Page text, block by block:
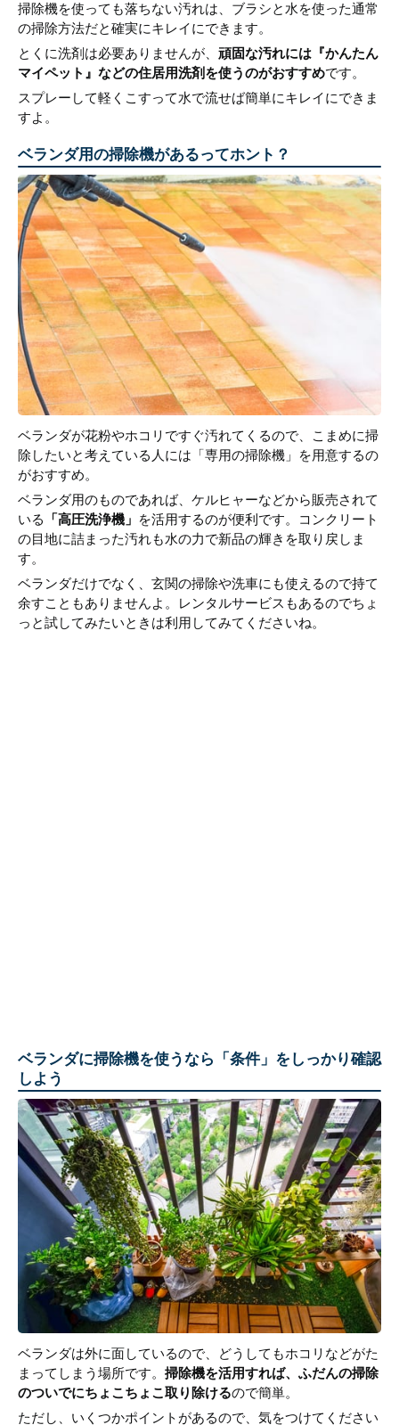
掃除機を使っても落ちない汚れは、ブラシと水を使った通常
の掃除方法だと確実にキレイにできます。
とくに洗剤は必要ありませんが、 頑固な汚れには『かんたん
マイペット』などの住居用洗剤を使うのがおすすめです。
スプレーして軽くこすって水で流せば簡単にキレイにできま
すよ。
ベランダ用の掃除機があるってホント？
ベランダが花粉やホコリですぐ汚れてくるので、こまめに掃
除したいと考えている人には「専用の掃除機」を用意するの
がおすすめ。
ベランダ用のものであれば、ケルヒャーなどから販売されて
いる
「高圧洗浄機」 を活用するのが便利です。コンクリート
の目地に詰まった汚れも水の力で新品の輝きを取り戻しま
す。
ベランダだけでなく、玄関の掃除や洗車にも使えるので持て
余すこともありませんよ。レンタルサービスもあるのでちょ
っと試してみたいときは利用してみてくださいね。
ベランダに掃除機を使うなら「条件」をしっかり確認
しよう
ベランダは外に面しているので、どうしてもホコリなどがた
まってしまう場所です。 掃除機を活用すれば、ふだんの掃除
のついでにちょこちょこ取り除けるので簡単。
ただし、いくつかポイントがあるので、気をつけてください